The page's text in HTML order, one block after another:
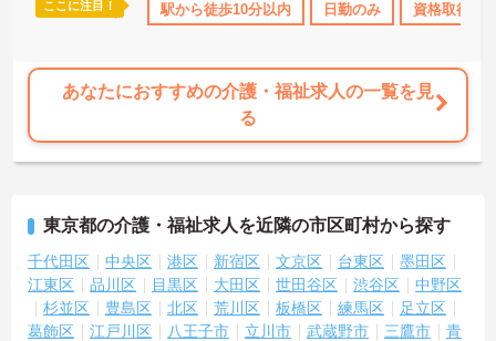
ここに注目！ 駅から徒歩10分以内 日勤のみ 資格取得サ
あなたにおすすめの介護・福祉求人の一覧を見
る
東京都の介護・福祉求人を近隣の市区町村から探す
千代田区 中央区 港区 新宿区 文京区 台東区
墨田区
江東区
品川区 目黒区 大田区 世田谷区 渋谷区
中野区
杉並区
豊島区 北区 荒川区 板橋区 練馬区
足立区
葛飾区
江戸川区 八王子市 立川市 武蔵野市 三鷹市
青